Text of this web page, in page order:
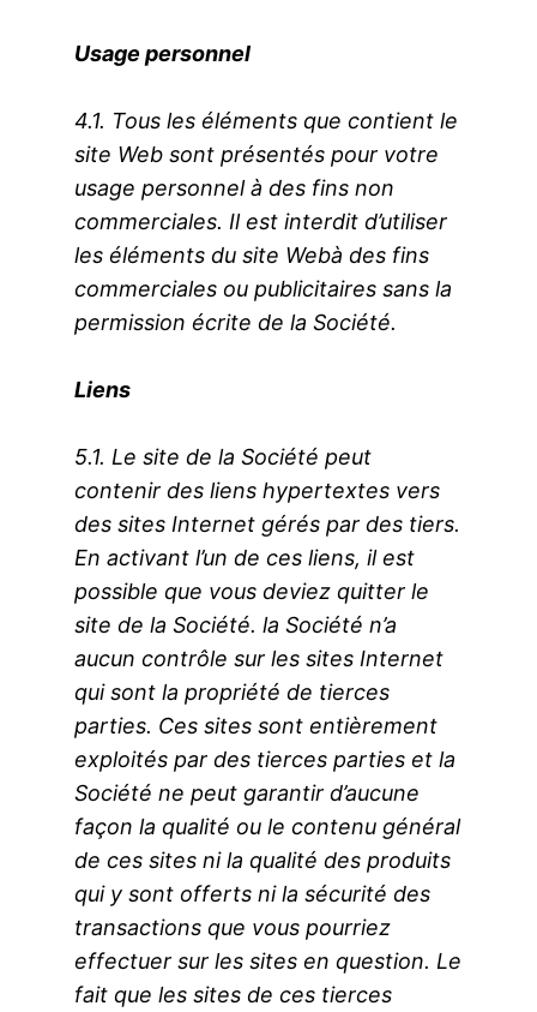
Usage personnel
4.1. Tous les éléments que contient le
site Web sont présentés pour votre
usage personnel à des fins non
commerciales. Il est interdit d’utiliser
les éléments du site Webà des fins
commerciales ou publicitaires sans la
permission écrite de la Société.
Liens
5.1. Le site de la Société peut
contenir des liens hypertextes vers
des sites Internet gérés par des tiers.
En activant l’un de ces liens, il est
possible que vous deviez quitter le
site de la Société. la Société n’a
aucun contrôle sur les sites Internet
qui sont la propriété de tierces
parties. Ces sites sont entièrement
exploités par des tierces parties et la
Société ne peut garantir d’aucune
façon la qualité ou le contenu général
de ces sites ni la qualité des produits
qui y sont offerts ni la sécurité des
transactions que vous pourriez
effectuer sur les sites en question. Le
fait que les sites de ces tierces